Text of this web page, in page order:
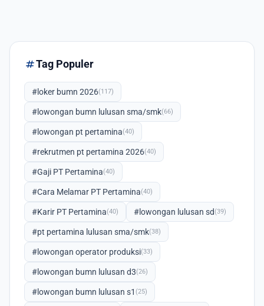
tagTag Populer
#loker bumn 2026(117)
#lowongan bumn lulusan sma/smk(66)
#lowongan pt pertamina(40)
#rekrutmen pt pertamina 2026(40)
#Gaji PT Pertamina(40)
#Cara Melamar PT Pertamina(40)
#Karir PT Pertamina(40) #lowongan lulusan sd(39)
#pt pertamina lulusan sma/smk(38)
#lowongan operator produksi(33)
#lowongan bumn lulusan d3(26)
#lowongan bumn lulusan s1 (25)